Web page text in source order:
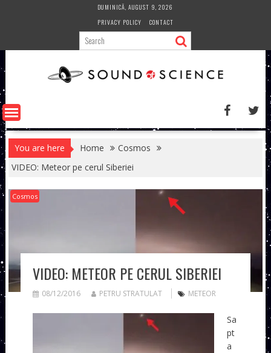
DUMINICĂ, AUGUST 9, 2026
PRIVACY POLICY
CONTACT
You are here Home
Cosmos
VIDEO: Meteor pe cerul Siberiei
Cosmos
VIDEO: METEOR PE CERUL SIBERIEI
08/12/2016 PETRU STRATULAT METEOR
Sa
pt
a